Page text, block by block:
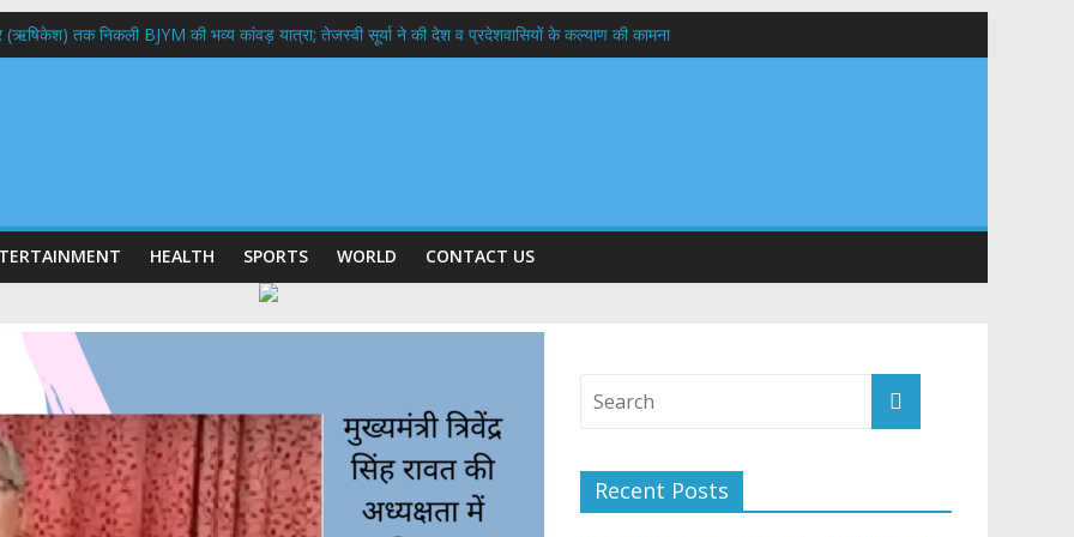
(ऋषिकेश) तक निकली BJYM की भव्य कांवड़ यात्रा; तेजस्वी सूर्या ने की देश व प्रदेशवासियों के कल्याण की कामना
PWD के EE, AE और JE निलंबित, सीएम धामी के निर्देश पर सख्त कार्रवाई
HEALTH SPORTS WORLD CONTACT US
Recent Posts